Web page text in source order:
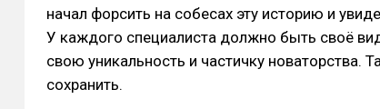
начал форсить на собесах эту историю и
У каждого специалиста должно быть своё
свою уникальность и частичку новаторства.
сохранить.